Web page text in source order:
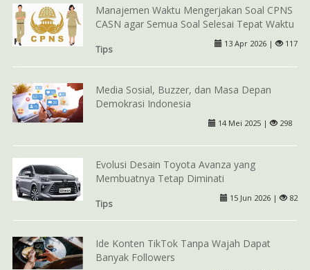
Manajemen Waktu Mengerjakan Soal CPNS
CASN agar Semua Soal Selesai Tepat Waktu
Tips
13 Apr 2026 | 117
Media Sosial, Buzzer, dan Masa Depan
Demokrasi Indonesia
14 Mei 2025 | 298
Evolusi Desain Toyota Avanza yang
Membuatnya Tetap Diminati
Tips
15 Jun 2026 | 82
Ide Konten TikTok Tanpa Wajah Dapat
Banyak Followers